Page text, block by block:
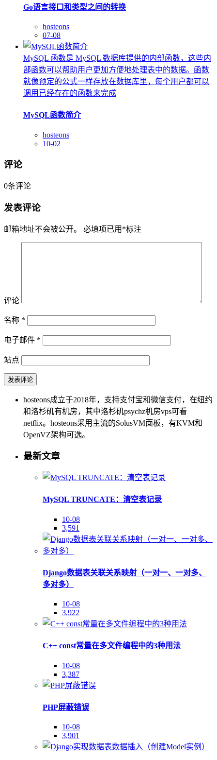
Go语言接口和类型之间的转换
hosteons
07-08
MySQL 函数是 MySQL 数据库提供的内部函数，这些内
部函数可以帮助用户更加方便地处理表中的数据。函数
就像预定的公式一样存放在数据库里，每个用户都可以
调用已经存在的函数来完成
MySQL函数简介
hosteons
10-02
评论
0条评论
发表评论
邮箱地址不会被公开。 必填项已用 *标注
评论
名称 *
电子邮件 *
站点
hosteons成立于2018年，支持支付宝和微信支付，在纽约
和洛杉矶有机房，其中洛杉矶psychz机房vps可看
netflix。hosteons采用主流的SolusVM面板，有KVM和
OpenVZ架构可选。
最新文章
MySQL TRUNCATE：清空表记录
10-08
3,591
Django数据表关联关系映射（一对一、一对多、
多对多）
10-08
3,922
C++ const常量在多文件编程中的3种用法
10-08
3,387
PHP屏蔽错误
10-08
3,901